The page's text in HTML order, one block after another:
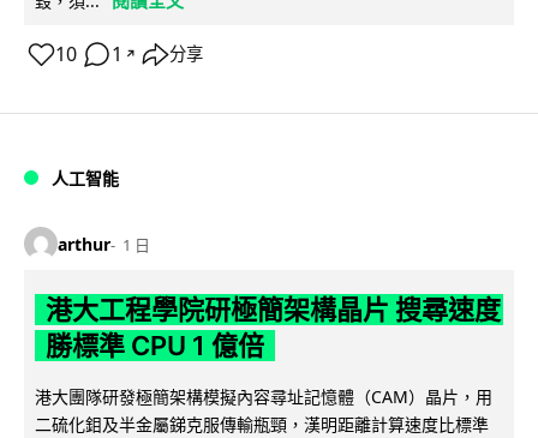
10 1 ↗ 分享
人工智能
arthur 1 日
港大工程學院研極簡架構晶片 搜尋速度
勝標準 CPU 1 億倍
港大團隊研發極簡架構模擬內容尋址記憶體（CAM）晶片，用
二硫化鉬及半金屬銻克服傳輸瓶頸，漢明距離計算速度比標準